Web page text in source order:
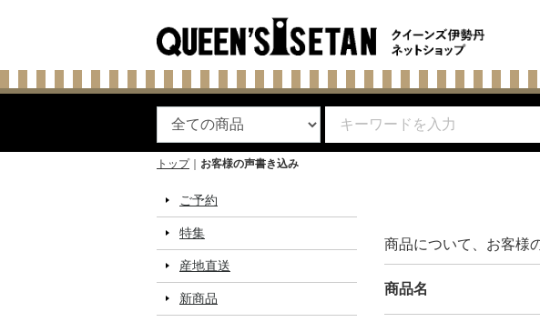
トップ
お客様の声書き込み
ご予約
特集
産地直送
新商品
商品について、お客様
商品名